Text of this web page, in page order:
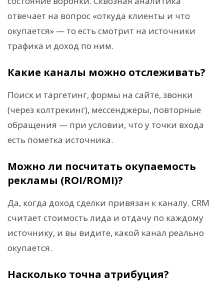
отвечает на вопрос «откуда клиенты и что
окупается» — то есть смотрит на источники
трафика и доход по ним.
Какие каналы можно отслеживать?
Поиск и таргетинг, формы на сайте, звонки
(через колтрекинг), мессенджеры, повторные
обращения — при условии, что у точки входа
есть пометка источника.
Можно ли посчитать окупаемость
рекламы (ROI/ROMI)?
Да, когда доход сделки привязан к каналу. CRM
считает стоимость лида и отдачу по каждому
источнику, и вы видите, какой канал реально
окупается.
Насколько точна атрибуция?